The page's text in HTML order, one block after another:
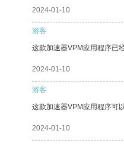
2024-01-10
游客
这款加速器VPM应用程序已
2024-01-10
游客
这款加速器VPM应用程序可
2024-01-10